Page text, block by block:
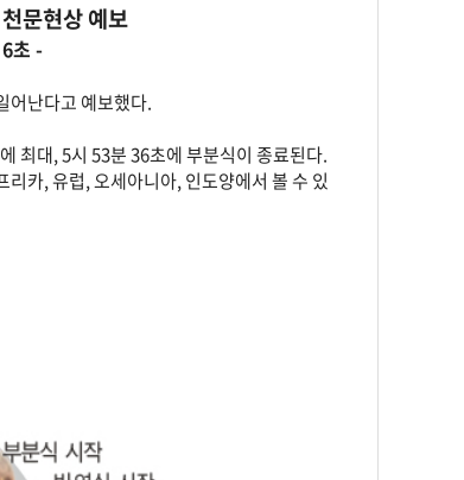
문현상 예보
초 -
어난다고 예보했다.
최대, 5시 53분 36초에 부분식이 종료된다.
카, 유럽, 오세아니아, 인도양에서 볼 수 있